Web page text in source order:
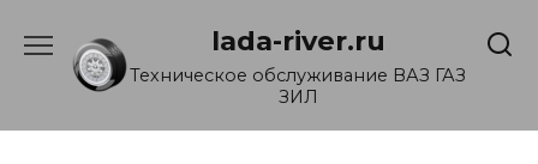
содержанию
lada-river.ru
Техническое обслуживание ВАЗ ГАЗ
ЗИЛ